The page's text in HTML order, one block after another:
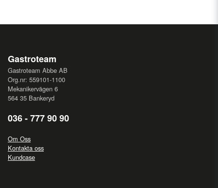
Gastroteam
Gastroteam Abbe AB
Org.nr: 559101-1100
Mekanikervägen 6
564 35 Bankeryd
036 - 777 90 90
Om Oss
Kontakta oss
Kundcase